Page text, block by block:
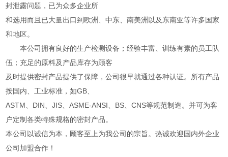
封泄露问题，已为众多企业所
和选用而且已大量出口到欧洲、中东、南美洲以及东南亚等许多国家
和地区。
本公司拥有良好的生产检测设备；经验丰富、训练有素的员工队
伍；充足的原料及产品库存为顾客
及时提供密封产品提供了保障，公司很早就通过各种认证。所有产品
按国内、工业标准，如GB、
ASTM、DIN、JIS、ASME-ANSI、BS、CNS等规范制造。并可为客
户定制各类特殊规格的密封产品。
本公司以诚信为本，顾客至上为我公司的宗旨。热诚欢迎国内外企业
公司加盟合作！